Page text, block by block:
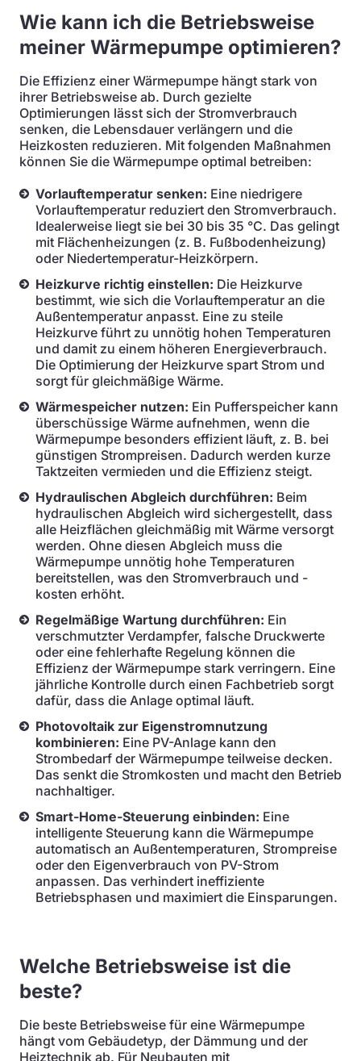
Wie kann ich die Betriebsweise
meiner Wärmepumpe optimieren?
Die Effizienz einer Wärmepumpe hängt stark von
ihrer Betriebsweise ab. Durch gezielte
Optimierungen lässt sich der Stromverbrauch
senken, die Lebensdauer verlängern und die
Heizkosten reduzieren. Mit folgenden Maßnahmen
können Sie die Wärmepumpe optimal betreiben:
Vorlauftemperatur senken: Eine niedrigere
Vorlauftemperatur reduziert den Stromverbrauch.
Idealerweise liegt sie bei 30 bis 35 °C. Das gelingt
mit Flächenheizungen (z. B. Fußbodenheizung)
oder Niedertemperatur-Heizkörpern.
Heizkurve richtig einstellen: Die Heizkurve
bestimmt, wie sich die Vorlauftemperatur an die
Außentemperatur anpasst. Eine zu steile
Heizkurve führt zu unnötig hohen Temperaturen
und damit zu einem höheren Energieverbrauch.
Die Optimierung der Heizkurve spart Strom und
sorgt für gleichmäßige Wärme.
Wärmespeicher nutzen: Ein Pufferspeicher kann
überschüssige Wärme aufnehmen, wenn die
Wärmepumpe besonders effizient läuft, z. B. bei
günstigen Strompreisen. Dadurch werden kurze
Taktzeiten vermieden und die Effizienz steigt.
Hydraulischen Abgleich durchführen: Beim
hydraulischen Abgleich wird sichergestellt, dass
alle Heizflächen gleichmäßig mit Wärme versorgt
werden. Ohne diesen Abgleich muss die
Wärmepumpe unnötig hohe Temperaturen
bereitstellen, was den Stromverbrauch und -
kosten erhöht.
Regelmäßige Wartung durchführen: Ein
verschmutzter Verdampfer, falsche Druckwerte
oder eine fehlerhafte Regelung können die
Effizienz der Wärmepumpe stark verringern. Eine
jährliche Kontrolle durch einen Fachbetrieb sorgt
dafür, dass die Anlage optimal läuft.
Photovoltaik zur Eigenstromnutzung
kombinieren: Eine PV-Anlage kann den
Strombedarf der Wärmepumpe teilweise decken.
Das senkt die Stromkosten und macht den Betrieb
nachhaltiger.
Smart-Home-Steuerung einbinden: Eine
intelligente Steuerung kann die Wärmepumpe
automatisch an Außentemperaturen, Strompreise
oder den Eigenverbrauch von PV-Strom
anpassen. Das verhindert ineffiziente
Betriebsphasen und maximiert die Einsparungen.
Welche Betriebsweise ist die
beste?
Die beste Betriebsweise für eine Wärmepumpe
hängt vom Gebäudetyp, der Dämmung und der
Heiztechnik ab. Für Neubauten mit